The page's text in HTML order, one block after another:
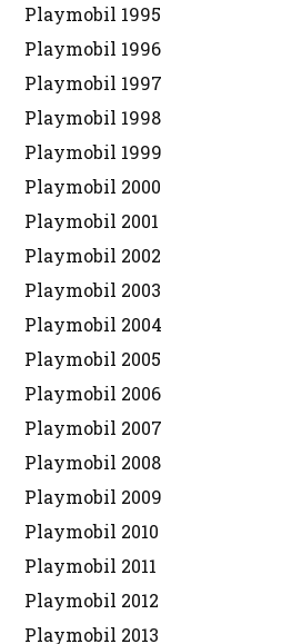
Playmobil 1995
Playmobil 1996
Playmobil 1997
Playmobil 1998
Playmobil 1999
Playmobil 2000
Playmobil 2001
Playmobil 2002
Playmobil 2003
Playmobil 2004
Playmobil 2005
Playmobil 2006
Playmobil 2007
Playmobil 2008
Playmobil 2009
Playmobil 2010
Playmobil 2011
Playmobil 2012
Playmobil 2013